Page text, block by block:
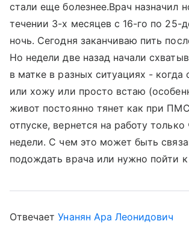
стали еще болезнее.Врач назначил
течении 3-х месяцев с 16-го по 25-
ночь. Сегодня заканчиваю пить
Но недели две назад начали
в матке в разных ситуациях - когда
или хожу или просто встаю
живот постоянно тянет как при
отпуске, вернется на работу только
недели. С чем это может быть
подождать врача или нужно пойти
ОтвечаетУнанян Ара Леонидович